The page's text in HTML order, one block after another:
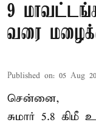
9
வரை
Published on: 05 Aug
சென்னை,
சுமார் 5.8